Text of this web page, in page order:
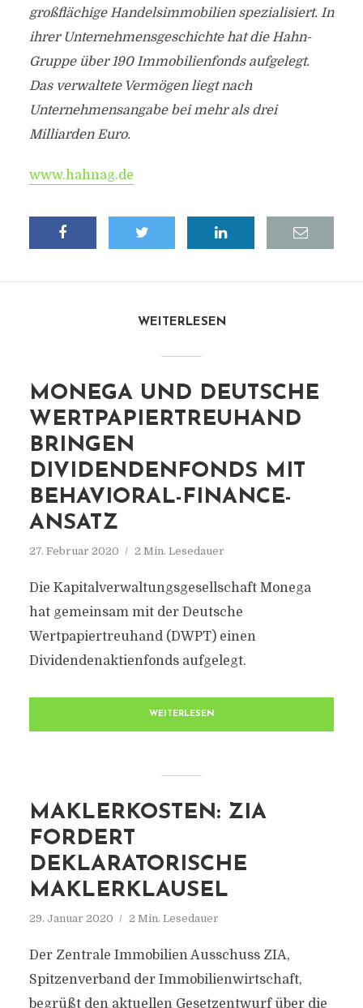
großflächige Handelsimmobilien spezialisiert. In
ihrer Unternehmensgeschichte hat die Hahn-
Gruppe über 190 Immobilienfonds aufgelegt.
Das verwaltete Vermögen liegt nach
Unternehmensangabe bei mehr als drei
Milliarden Euro.
www.hahnag.de
WEITERLESEN
MONEGA UND DEUTSCHE
WERTPAPIERTREUHAND
BRINGEN
DIVIDENDENFONDS MIT
BEHAVIORAL-FINANCE-
ANSATZ
27. Februar 2020 2 Min. Lesedauer
Die Kapitalverwaltungsgesellschaft Monega
hat gemeinsam mit der Deutsche
Wertpapiertreuhand (DWPT) einen
Dividendenaktienfonds aufgelegt.
WEITERLESEN
MAKLERKOSTEN: ZIA
FORDERT
DEKLARATORISCHE
MAKLERKLAUSEL
29. Januar 2020 2 Min. Lesedauer
Der Zentrale Immobilien Ausschuss ZIA,
Spitzenverband der Immobilienwirtschaft,
begrüßt den aktuellen Gesetzentwurf über die